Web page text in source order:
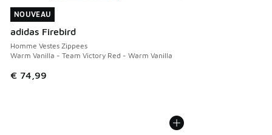
NOUVEAU
adidas Firebird
Homme Vestes Zippees
Warm Vanilla - Team Victory Red - Warm Vanilla
€ 74,99
NOUVEAU